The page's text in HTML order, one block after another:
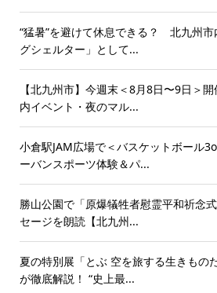
“猛暑”を避けて休息できる？ 北九州
グシェルター」として...
【北九州市】今週末＜8月8日〜9日＞
内イベント・夜のマル...
小倉駅JAM広場で＜バスケットボール
ーバンスポーツ体験＆パ...
勝山公園で「原爆犠牲者慰霊平和祈念
セージを朗読【北九州...
夏の特別展「とぶ 空を旅する生きもの
が徹底解説！ “史上最...